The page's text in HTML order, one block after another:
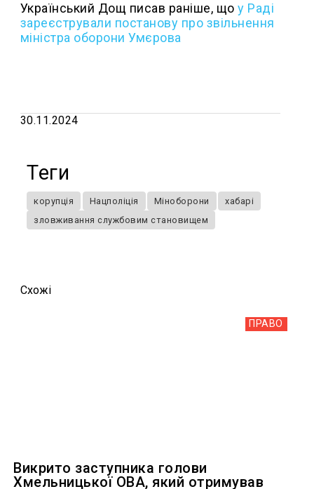
Український Дощ писав раніше, щоу Раді
зареєстрували постанову про звільнення
міністра оборони Умєрова
30.11.2024
Теги
корупція Нацполіція Міноборони
хабарі
зловживання службовим становищем
Схожi
ПРАВО
Викрито заступника голови
Хмельницької ОВА, який отримував